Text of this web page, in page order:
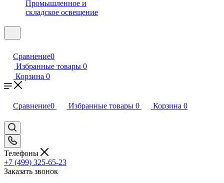
Промышленное и
складское освещение
Сравнение0
Избранные товары 0
Корзина 0
Сравнение0 Избранные товары 0 Корзина 0
Телефоны
+7 (499) 325-65-23
Заказать звонок